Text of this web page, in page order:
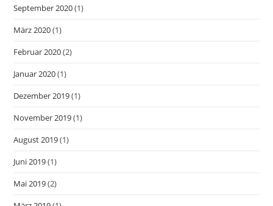
September 2020(1)
März 2020(1)
Februar 2020(2)
Januar 2020(1)
Dezember 2019(1)
November 2019(1)
August 2019(1)
Juni 2019(1)
Mai 2019(2)